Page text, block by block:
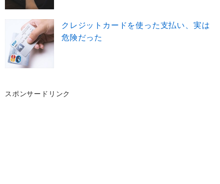
クレジットカードを使った支払い、実は
危険だった
スポンサードリンク